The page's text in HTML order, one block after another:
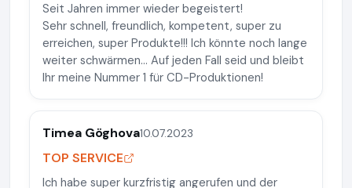
Seit Jahren immer wieder begeistert!
Sehr schnell, freundlich, kompetent, super zu
erreichen, super Produkte!!! Ich könnte noch lange
weiter schwärmen... Auf jeden Fall seid und bleibt
Ihr meine Nummer 1 für CD-Produktionen!
Timea Göghova10.07.2023
TOP SERVICE
Ich habe super kurzfristig angerufen und der